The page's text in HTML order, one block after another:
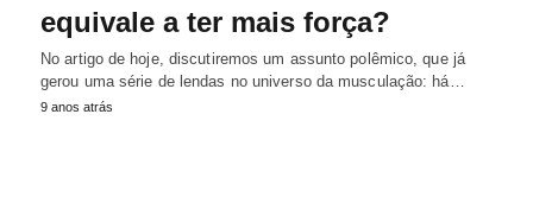
equivale a ter mais força?
No artigo de hoje, discutiremos um assunto polêmico, que já
gerou uma série de lendas no universo da musculação: há…
9 anos atrás